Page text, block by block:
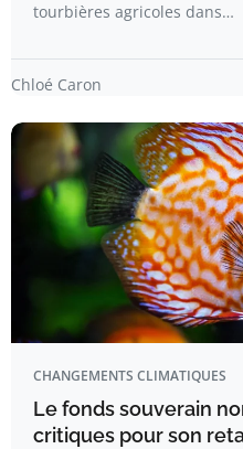
tourbières agricoles dans…
Chloé Caron
CHANGEMENTS CLIMATIQUES
Le fonds souverain
critiques pour son